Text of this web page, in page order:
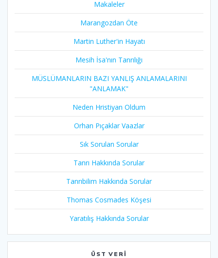
Makaleler
Marangozdan Öte
Martin Luther'in Hayatı​
Mesih İsa'nın Tanrılığı​
MÜSLÜMANLARIN BAZI YANLIŞ ANLAMALARINI
"ANLAMAK"
Neden Hristiyan Oldum​
Orhan Pıçaklar Vaazlar
Sık Sorulan Sorular
Tanrı Hakkında Sorular
Tanrıbilim Hakkında Sorular
Thomas Cosmades Köşesi
Yaratılış Hakkında Sorular
ÜST VERI